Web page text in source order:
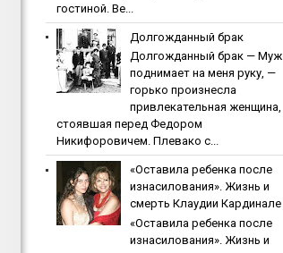
гостиной. Ве...
Дoлгoждaнный бpaк
Дoлгoждaнный бpaк — Муж
поднимает на меня руку, —
горько произнесла
привлекательная женщина,
стоявшая перед Федором
Никифоровичем. Плевако с...
«Ocтaвилa peбeнкa пocлe
изнacилoвaния». Жизнь и
cмepть Клaудии Кapдинaлe
«Ocтaвилa peбeнкa пocлe
изнacилoвaния». Жизнь и